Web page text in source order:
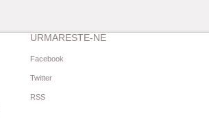
URMARESTE-NE
Facebook
Twitter
RSS